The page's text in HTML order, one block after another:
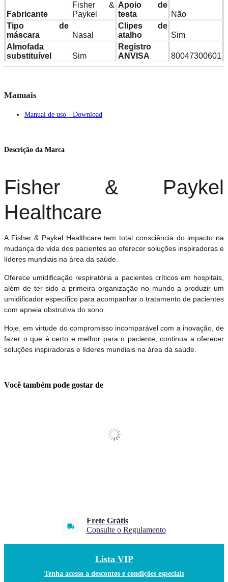
Fabricante
Fisher &
Paykel
Apoio de
testa
Não
Tipo de
máscara
Nasal
Clipes de
atalho
Sim
Almofada
substituível
Sim
Registro
ANVISA
80047300601
Manuais
Manual de uso - Download
Descrição da Marca
Fisher & Paykel
Healthcare
A Fisher & Paykel Healthcare tem total consciência do impacto na
mudança de vida dos pacientes ao oferecer soluções inspiradoras e
líderes mundiais na área da saúde.
Oferece umidificação respiratória a pacientes críticos em hospitais,
além de ter sido a primeira organização no mundo a produzir um
umidificador específico para acompanhar o tratamento de pacientes
com apneia obstrutiva do sono.
Hoje, em virtude do compromisso incomparável com a inovação, de
fazer o que é certo e melhor para o paciente, continua a oferecer
soluções inspiradoras e líderes mundiais na área da saúde.
Você também pode gostar de
Frete Grátis
Consulte o Regulamento
Lista VIP
Tenha acesso a descontos e condições especiais